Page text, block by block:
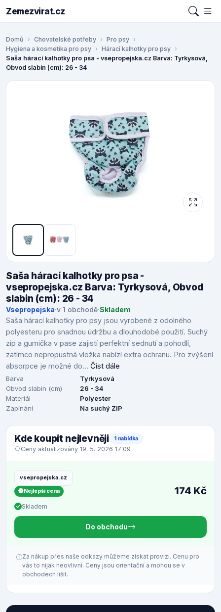
Zemezvirat.cz
Domů Chovatelské potřeby
Pro psy
Hygiena a kosmetika pro psy
Hárací kalhotky pro psy
Saša hárací kalhotky pro psa - vsepropejska.cz Barva: Tyrkysová,
Obvod slabin (cm): 26 - 34
Saša hárací kalhotky pro psa -
vsepropejska.cz Barva: Tyrkysová, Obvod
slabin (cm): 26 - 34
Vsepropejska·v 1 obchodě·Skladem
Saša hárací kalhotky pro psy jsou vyrobené z odolného
polyesteru pro snadnou údržbu a dlouhodobé použití. Suchý
zip a gumička v pase zajistí perfektní sednutí a pohodlí,
zatímco nepropustná vložka nabízí extra ochranu. Pro zvýšení
absorpce je možné do... Číst dále
Barva
Tyrkysová
Obvod slabin (cm)
26 - 34
Materiál
Polyester
Zapínání
Na suchý ZIP
Kde koupit nejlevněji 1 nabídka
Ceny aktualizovány 19. 5. 2026 17:09
vsepropejska.cz
Nejlepší cena
Skladem
174 Kč
Do obchodu
Za nákup přes naše odkazy můžeme získat provizi. Cenu pro
vás to nijak neovlivní. Ceny jsou orientační a mohou se v
obchodech lišit.